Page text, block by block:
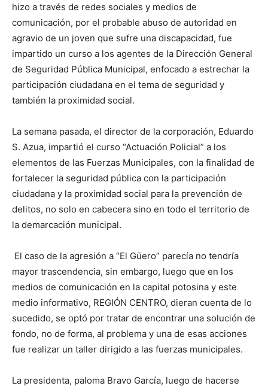
hizo a través de redes sociales y medios de
comunicación, por el probable abuso de autoridad en
agravio de un joven que sufre una discapacidad, fue
impartido un curso a los agentes de la Dirección General
de Seguridad Pública Municipal, enfocado a estrechar la
participación ciudadana en el tema de seguridad y
también la proximidad social.
La semana pasada, el director de la corporación, Eduardo
S. Azua, impartió el curso “Actuación Policial” a los
elementos de las Fuerzas Municipales, con la finalidad de
fortalecer la seguridad pública con la participación
ciudadana y la proximidad social para la prevención de
delitos, no solo en cabecera sino en todo el territorio de
la demarcación municipal.
El caso de la agresión a “El Güero” parecía no tendría
mayor trascendencia, sin embargo, luego que en los
medios de comunicación en la capital potosina y este
medio informativo, REGIÓN CENTRO, dieran cuenta de lo
sucedido, se optó por tratar de encontrar una solución de
fondo, no de forma, al problema y una de esas acciones
fue realizar un taller dirigido a las fuerzas municipales.
La presidenta, paloma Bravo García, luego de hacerse